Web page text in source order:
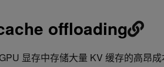
offloading
显存中存储大量 KV 缓存的高昂